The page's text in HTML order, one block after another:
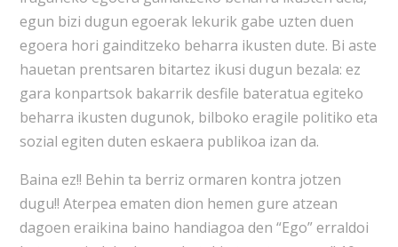
egun bizi dugun egoerak lekurik gabe uzten duen
egoera hori gainditzeko beharra ikusten dute. Bi aste
hauetan prentsaren bitartez ikusi dugun bezala: ez
gara konpartsok bakarrik desfile bateratua egiteko
beharra ikusten dugunok, bilboko eragile politiko eta
sozial egiten duten eskaera publikoa izan da.
Baina ez!! Behin ta berriz ormaren kontra jotzen
dugu!! Aterpea ematen dion hemen gure atzean
dagoen eraikina baino handiagoa den “Ego” erraldoi